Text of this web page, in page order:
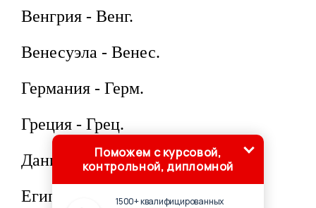
Венгрия - Венг.
Венесуэла - Венес.
Германия - Герм.
Греция - Грец.
Дания - Дан.
Египет - Егип.
Поможем с курсовой,
контрольной, дипломной
1500+ квалифицированных